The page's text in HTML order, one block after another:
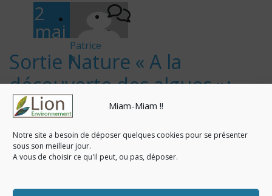
Miam-Miam !!
Notre site a besoin de déposer quelques cookies pour se présenter
sous son meilleur jour.
A vous de choisir ce qu'il peut, ou pas, déposer.
2
mai
202
3
Patrice
R
-
Sortie Nature « A la
découverte des algues »:
précisions
Category :actualités
Le rendez-vous est fixé à 16h30 devant la